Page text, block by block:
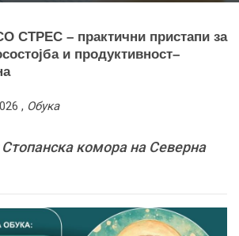
– практични пристапи за
и продуктивност–
, Обука
Стопанска комора на Северна